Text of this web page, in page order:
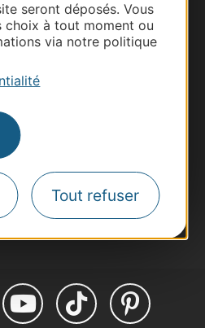
seront déposés. Vous
à tout moment ou
via notre politique
Tout refuser
d'information
pour recevoir des
de visites et de sorties.